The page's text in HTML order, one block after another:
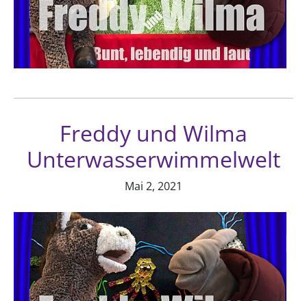
Freddy und Wilma
Unterwasserwimmelwelt
Mai 2, 2021